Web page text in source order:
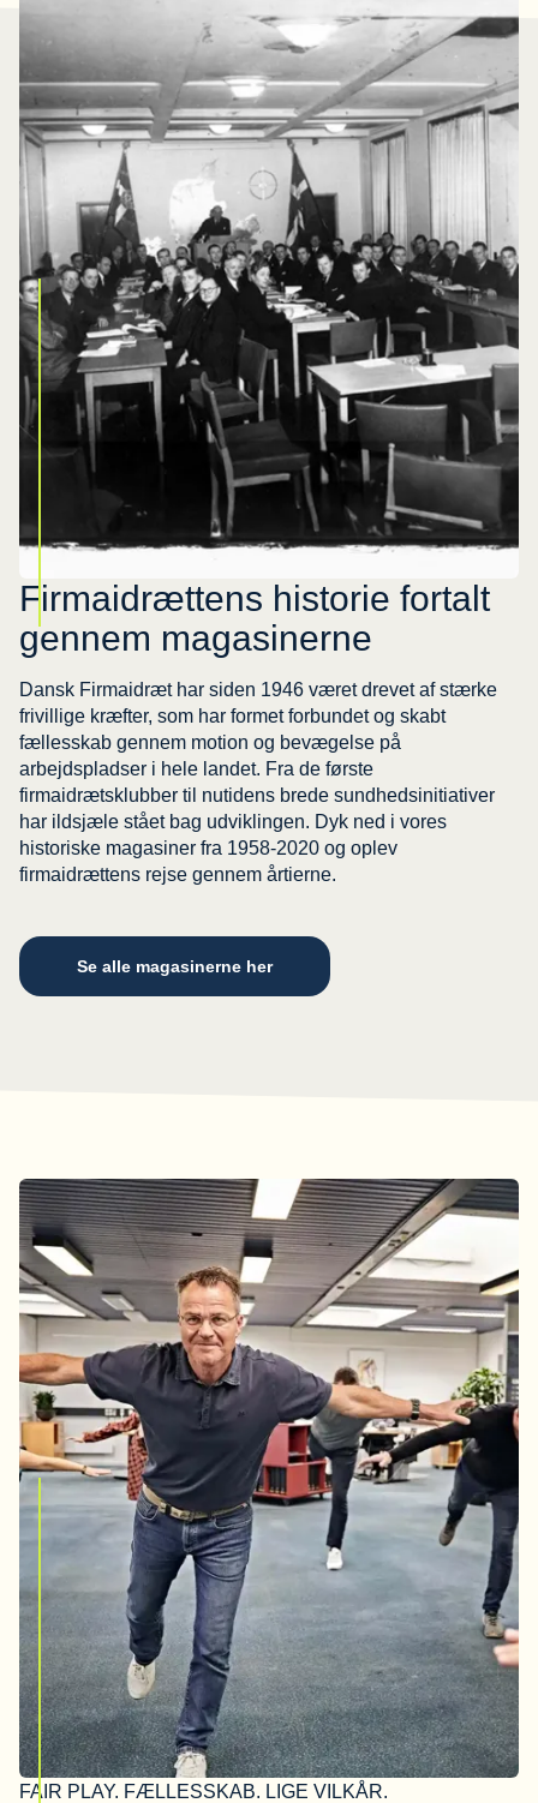
Firmaidrættens historie fortalt
gennem magasinerne
Dansk Firmaidræt har siden 1946 været drevet af stærke
frivillige kræfter, som har formet forbundet og skabt
fællesskab gennem motion og bevægelse på
arbejdspladser i hele landet. Fra de første
firmaidrætsklubber til nutidens brede sundhedsinitiativer
har ildsjæle stået bag udviklingen. Dyk ned i vores
historiske magasiner fra 1958-2020 og oplev
firmaidrættens rejse gennem årtierne.
Se alle magasinerne her
FAIR PLAY. FÆLLESSKAB. LIGE VILKÅR.